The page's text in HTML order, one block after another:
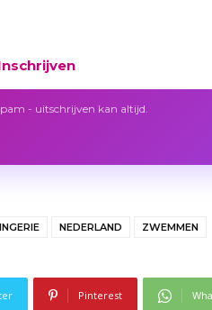
- uitschrijven kan altijd.
NEDERLAND ZWEMMEN
Pinterest